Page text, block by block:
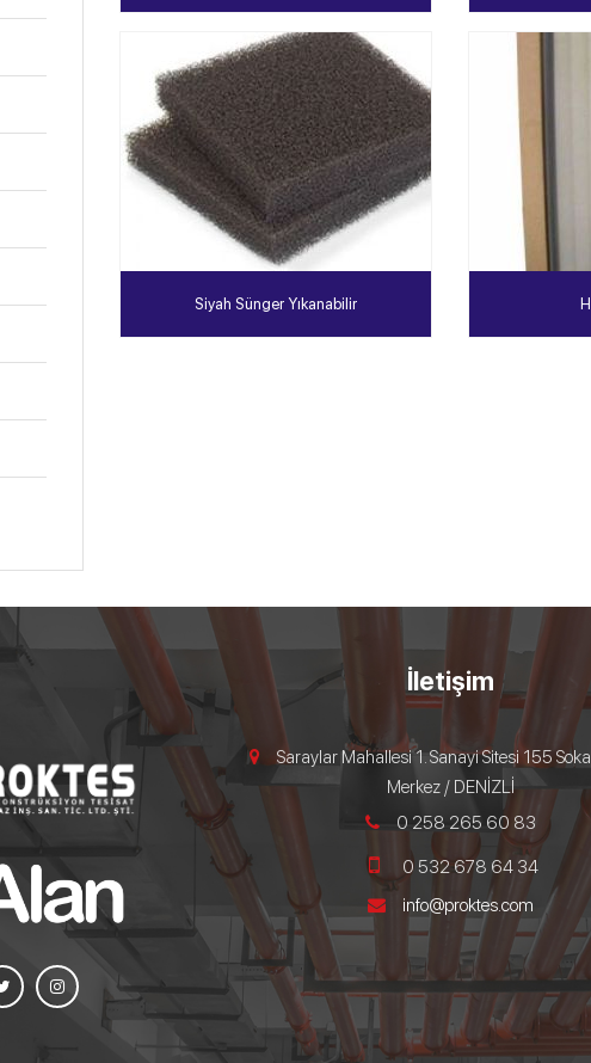
Siyah Sünger Yıkanabilir
İletişim
Saraylar Mahallesi 1. Sanayi Sitesi 155
Merkez / DENİZLİ
0 258 265 60 83
0 532 678 64 34
info@proktes.com